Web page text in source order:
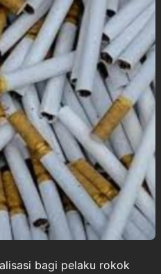
bagi pelaku rokok